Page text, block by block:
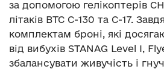
за допомогою гелікоптерів
літаків ВТС C-130 та C-17.
комплектам броні, які
від вибухів STANAG Level I,
збалансувати живучість і